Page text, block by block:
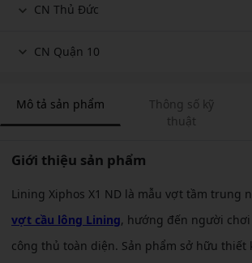
CN Thủ Đức
CN Quận 10
Mô tả sản phẩm
Thông số kỹ
thuật
Giới thiệu sản phẩm
Lining Xiphos X1 ND là mẫu vợt tầm trung
vợt cầu lông Lining, hướng đến người
công thủ toàn diện. Sản phẩm sở hữu thiết